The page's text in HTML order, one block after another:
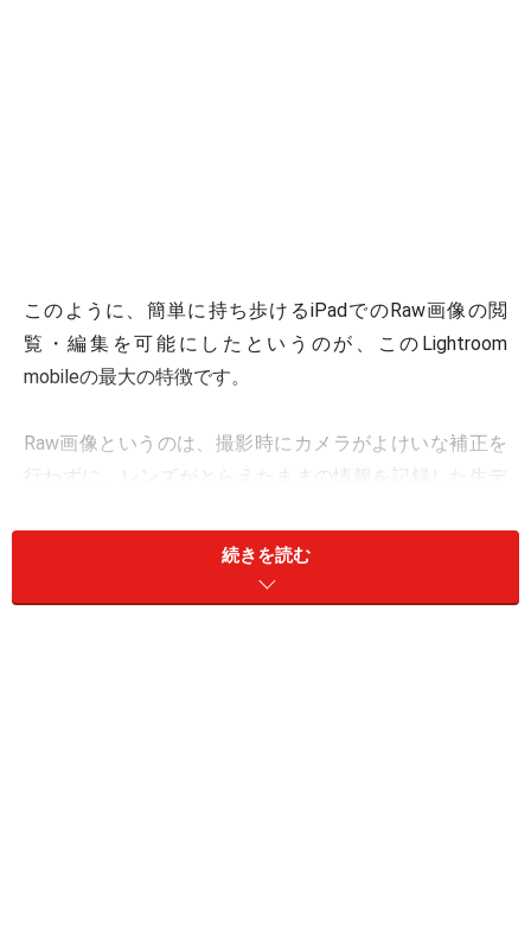
このように、簡単に持ち歩けるiPadでのRaw画像の閲
覧・編集を可能にしたというのが、このLightroom
mobileの最大の特徴です。
Raw画像というのは、撮影時にカメラがよけいな補正を
行わずに、レンズがとらえたままの情報を記録した生デ
め、JPEG画像よりもファイルサイズが大きく、転送や画
像の処理に負荷がかかりすぎるため、モバイルでのRaw
画像の扱いというのはこれまでは非現実的なものでし
続きを読む